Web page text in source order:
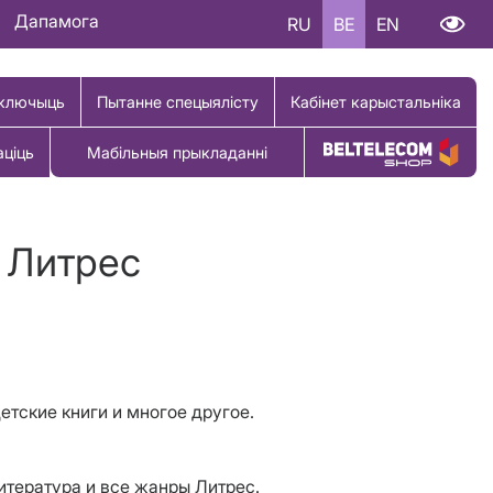
Дапамога RU BE EN
Пытанне спецыялісту Кабінет карыстальніка
Мабільныя прыкладанні Купіць тавар
книги и многое другое.
и все жанры Литрес.